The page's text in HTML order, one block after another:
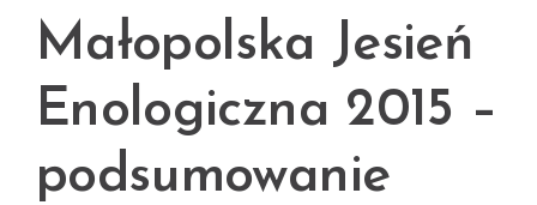
Małopolska Jesień
Enologiczna 2015 –
podsumowanie